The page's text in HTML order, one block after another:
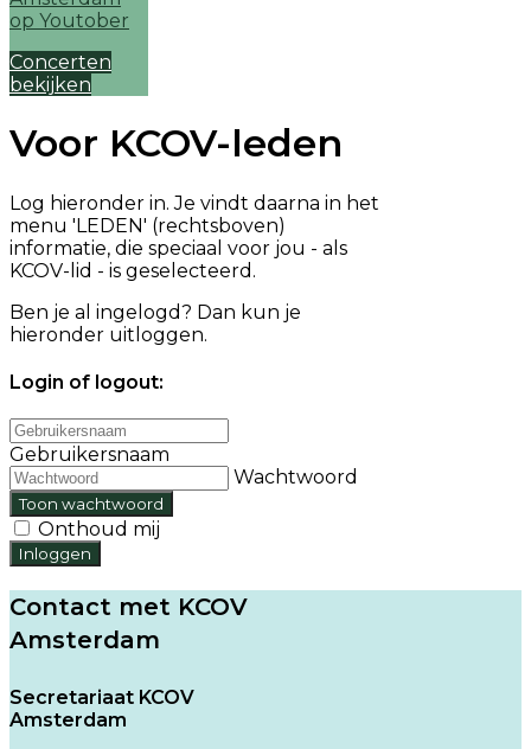
Concerten
bekijken
Voor KCOV-leden
Log hieronder in. Je vindt daarna in het
menu 'LEDEN' (rechtsboven)
informatie, die speciaal voor jou - als
KCOV-lid - is geselecteerd.
Ben je al ingelogd? Dan kun je
hieronder uitloggen.
Login of logout:
Gebruikersnaam
Wachtwoord
Toon wachtwoord
Onthoud mij
Inloggen
Contact met KCOV
Amsterdam
Secretariaat KCOV
Amsterdam